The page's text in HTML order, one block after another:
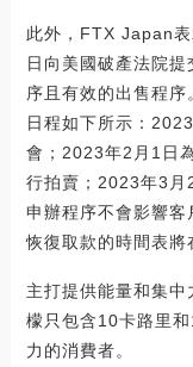
此外，FTX Japan
日向美國破產法院
序且有效的出售程
日程如下所示：
會；2023年2月1日
行拍賣；2023年3月
申辦程序不會影響客
恢復取款的時間表
主打提供能量和集
檬只包含10卡路里
力的消費者。